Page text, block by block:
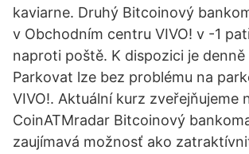
kaviarne. Druhý Bitcoinový
v Obchodním centru VIVO! v -1
naproti poště. K dispozici je
Parkovat lze bez problému na
VIVO!. Aktuální kurz zveřejňujeme
CoinATMradar Bitcoinový
zaujímavá možnosť ako